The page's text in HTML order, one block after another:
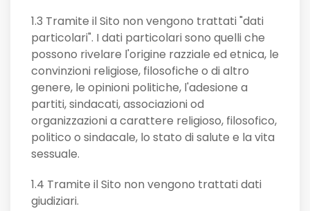
1.3 Tramite il Sito non vengono trattati "dati
particolari". I dati particolari sono quelli che
possono rivelare l'origine razziale ed etnica, le
convinzioni religiose, filosofiche o di altro
genere, le opinioni politiche, l'adesione a
partiti, sindacati, associazioni od
organizzazioni a carattere religioso, filosofico,
politico o sindacale, lo stato di salute e la vita
sessuale.
1.4 Tramite il Sito non vengono trattati dati
giudiziari.